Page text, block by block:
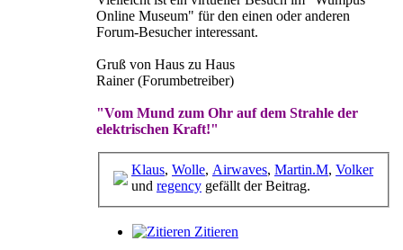
Online Museum" für den einen oder anderen
Forum-Besucher interessant.
Gruß von Haus zu Haus
Rainer (Forumbetreiber)
"Vom Mund zum Ohr auf dem Strahle der
elektrischen Kraft!"
Klaus, Wolle, Airwaves, Martin.M, Volker
und regency gefällt der Beitrag.
Zitieren